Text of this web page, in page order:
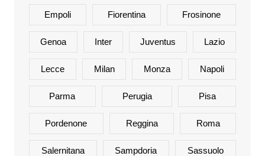
Empoli Fiorentina Frosinone
Genoa Inter Juventus Lazio
Lecce Milan Monza Napoli
Parma Perugia Pisa
Pordenone Reggina Roma
Salernitana Sampdoria Sassuolo